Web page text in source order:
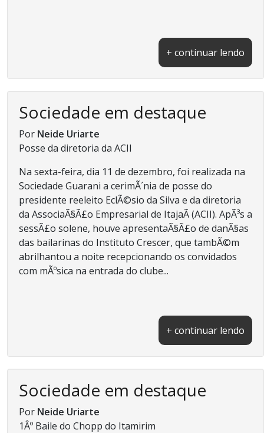
+ continuar lendo
Sociedade em destaque
Por Neide Uriarte
Posse da diretoria da ACII
Na sexta-feira, dia 11 de dezembro, foi realizada na
Sociedade Guarani a cerimÃ´nia de posse do
presidente reeleito EclÃ©sio da Silva e da diretoria
da AssociaÃ§Ã£o Empresarial de ItajaÃ­ (ACII). ApÃ³s a
sessÃ£o solene, houve apresentaÃ§Ã£o de danÃ§as
das bailarinas do Instituto Crescer, que tambÃ©m
abrilhantou a noite recepcionando os convidados
com mÃºsica na entrada do clube...
+ continuar lendo
Sociedade em destaque
Por Neide Uriarte
1Âº Baile do Chopp do Itamirim